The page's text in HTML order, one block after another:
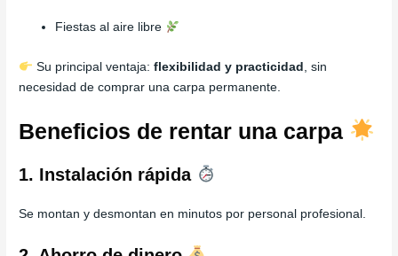
Fiestas al aire libre
Su principal ventaja: flexibilidad y practicidad , sin
necesidad de comprar una carpa permanente.
Beneficios de rentar una carpa
1. Instalación rápida
Se montan y desmontan en minutos por personal profesional.